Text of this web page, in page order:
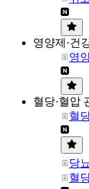
영양제·건
영
혈당·혈압
혈
당
혈